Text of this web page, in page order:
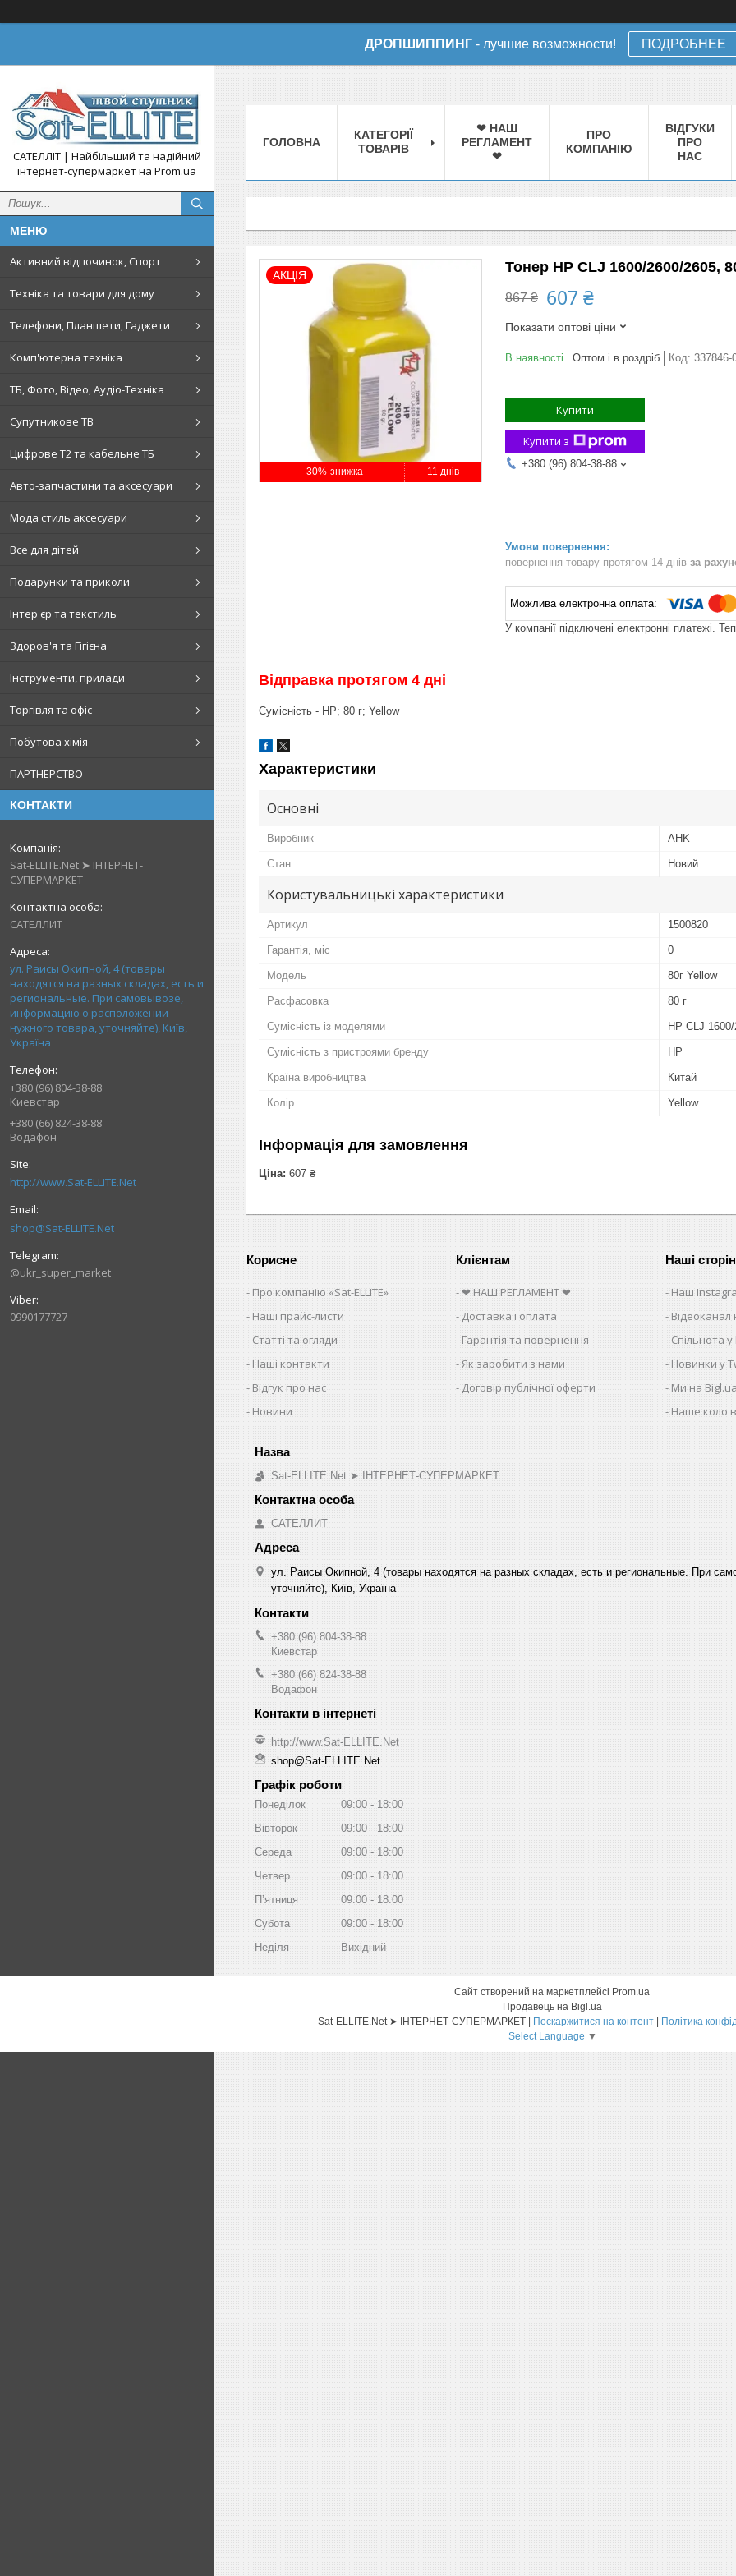
ДРОПШИППИНГ - лучшие возможности! ПОДРОБНЕЕ
САТЕЛЛІТ | Найбільший та надійний
інтернет-супермаркет на Prom.ua
Активний відпочинок, Спорт
Техніка та товари для дому
Телефони, Планшети, Гаджети
Комп'ютерна техніка
ТБ, Фото, Відео, Аудіо-Техніка
Супутникове ТВ
Цифрове Т2 та кабельне ТБ
Авто-запчастини та аксесуари
Мода стиль аксесуари
Все для дітей
Подарунки та приколи
Інтер'єр та текстиль
Здоров'я та Гігієна
Інструменти, прилади
Торгівля та офіс
Побутова хімія
ПАРТНЕРСТВО
КОНТАКТИ
Sat-ELLITE.Net ➤ ІНТЕРНЕТ-
СУПЕРМАРКЕТ
САТЕЛЛИТ
ул. Раисы Окипной, 4 (товары
находятся на разных складах, есть и
региональные. При самовывозе,
информацию о расположении
нужного товара, уточняйте), Київ,
Україна
+380 (96) 804-38-88
Киевстар
+380 (66) 824-38-88
Водафон
http://www.Sat-ELLITE.Net
shop@Sat-ELLITE.Net
@ukr_super_market
0990177727
ГОЛОВНА
КАТЕГОРІЇ
ТОВАРІВ
❤ НАШ
РЕГЛАМЕНТ
❤
ПРО
КОМПАНІЮ
ВІДГУКИ
ПРО
НАС
–30% 11 днів
АКЦІЯ Тонер HP CLJ 1600/2600/2605,
867 ₴ 607 ₴
Показати оптові ціни
В наявності Оптом і в роздріб Код: 337846-
Купити
Купити з
+380 (96) 804-38-88
повернення товару протягом 14 днів за
У компанії підключені електронні платежі.
Відправка протягом 4 дні
Сумісність - HP; 80 г; Yellow
Характеристики
Основні
Виробник AHK
Стан Новий
Користувальницькі характеристики
Артикул 1500820
Гарантія, міс 0
Мoдель 80г Yellow
Расфасовка 80 г
Сумісність із моделями HP CLJ
Сумісність з пристроями бренду HP
Країна виробництва Китай
Колір Yellow
Інформація для замовлення
Ціна: 607 ₴
Корисне
Про компанію «Sat-ELLITE»
Наші прайс-листи
Статті та огляди
Наші контакти
Відгук про нас
Новини
Клієнтам
❤ НАШ РЕГЛАМЕНТ ❤
Доставка і оплата
Гарантія та повернення
Як заробити з нами
Договір публічної оферти
Наші
Наш
Спільнота
Новинки у
Ми на Bigl.ua
Наше коло
Sat-ELLITE.Net ➤ ІНТЕРНЕТ-СУПЕРМАРКЕТ
САТЕЛЛИТ
ул. Раисы Окипной, 4 (товары находятся на разных складах, есть и региональные. При
уточняйте), Київ, Україна
+380 (96) 804-38-88
Киевстар
+380 (66) 824-38-88
Водафон
http://www.Sat-ELLITE.Net
shop@Sat-ELLITE.Net
Графік роботи
Понеділок 09:00
18:00
Вівторок
09:00
18:00
Середа
09:00
18:00
Четвер
09:00
18:00
Пʼятниця
09:00
18:00
Субота
09:00
18:00
Неділя
Вихідний
Сайт створений на маркетплейсі Prom.ua
Продавець на Bigl.ua
Sat-ELLITE.Net ➤ ІНТЕРНЕТ-СУПЕРМАРКЕТ | Поскаржитися на контент | Політика
Select Language ▼